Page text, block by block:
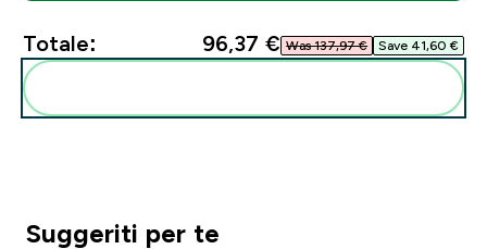
Totale: 96,37 €‎ Was 137,97 €‎ Save 41,60 €‎
Suggeriti per te